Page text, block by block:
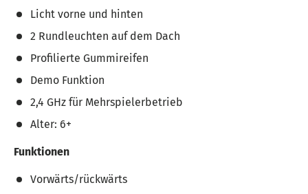
Licht vorne und hinten
2 Rundleuchten auf dem Dach
Profilierte Gummireifen
Demo Funktion
2,4 GHz für Mehrspielerbetrieb
Alter: 6+
Funktionen
Vorwärts/rückwärts